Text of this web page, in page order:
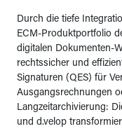
Durch die tiefe
ECM-Produktportfolio
digitalen Dokumenten-
rechtssicher und
Signaturen (QES) für
Ausgangsrechnungen
Langzeitarchivierung:
und d.velop